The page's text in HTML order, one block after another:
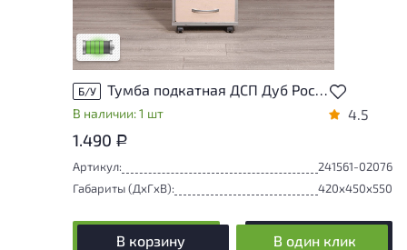
следы эксплуатации, не влияющие на
удобство его использования
Низкая степень износа
Б/У
В наличии: 1 шт 4.5
1.490 Р
Артикул:
241561-02076
Габариты (ДxГxВ):
420x450x550
В корзину В один клик